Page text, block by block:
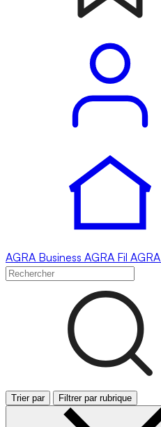
AGRA Business AGRA Fil AGRA
Trier par Filtrer par rubrique